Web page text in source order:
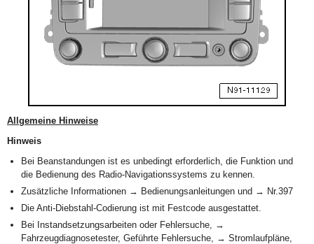
Allgemeine Hinweise
Hinweis
Bei Beanstandungen ist es unbedingt erforderlich, die Funktion und
die Bedienung des Radio-Navigationssystems zu kennen.
Zusätzliche Informationen → Bedienungsanleitungen und → Nr.397
Die Anti-Diebstahl-Codierung ist mit Festcode ausgestattet.
Bei Instandsetzungsarbeiten oder Fehlersuche, →
Fahrzeugdiagnosetester, Geführte Fehlersuche, → Stromlaufpläne,